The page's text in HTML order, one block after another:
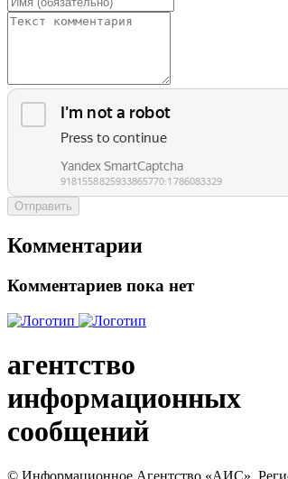
Отправить
Комментарии
Комментариев пока нет
агентство
информационных
сообщений
© Информационное Агентство «АИС».